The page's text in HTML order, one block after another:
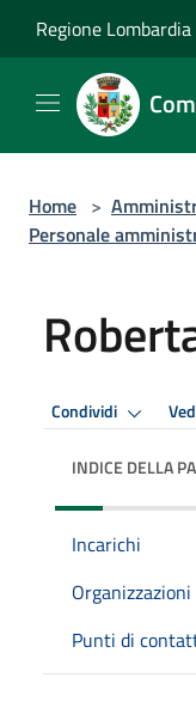
Regione Lombardia
Home >
Personale
Condividi
INDICE DELLA
Incarichi
Organizzazioni
Punti di